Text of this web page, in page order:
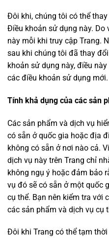
Đôi khi, chúng tôi có thể
Điều khoản sử dụng này. Do
này mỗi khi truy cập Trang.
sau khi chúng tôi đã thay
khoản sử dụng này, điều
các điều khoản sử dụng mới.
Tính khả dụng của các sản
Các sản phẩm và dịch vụ
có sẵn ở quốc gia hoặc địa
không có sẵn ở nơi nào cả.
dịch vụ này trên Trang chỉ
không ngụ ý hoặc đảm bảo
vụ đó sẽ có sẵn ở một quốc
cụ thể. Bạn nên kiểm tra với
các sản phẩm và dịch vụ cụ
Đôi khi Trang có thể tạm